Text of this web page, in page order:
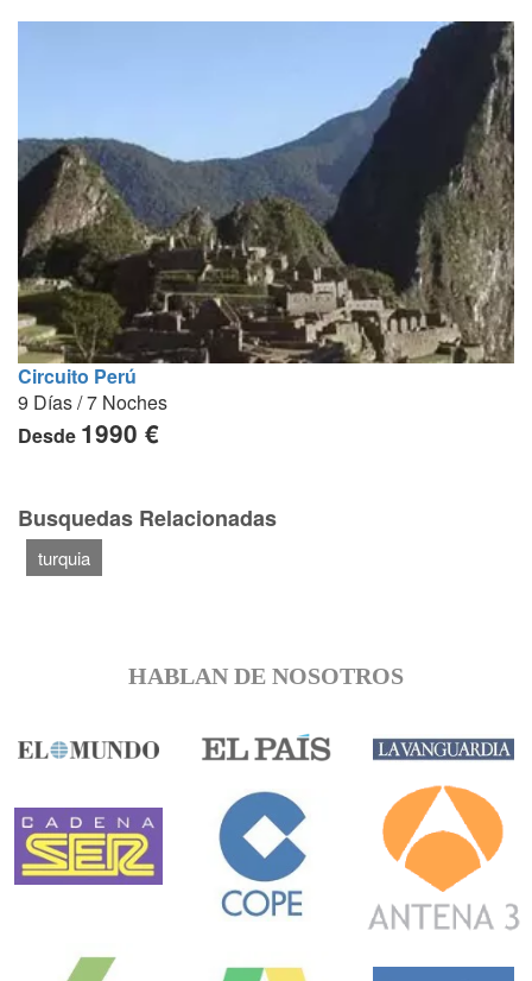
Circuito Perú
9 Días / 7 Noches
Desde 1990 €
Busquedas Relacionadas
turquia
HABLAN DE NOSOTROS